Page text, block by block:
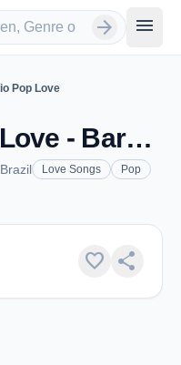
arrow_forward menu
Pop Love
Radio Pop Love - Barretos
Love Songs Pop
favorite share